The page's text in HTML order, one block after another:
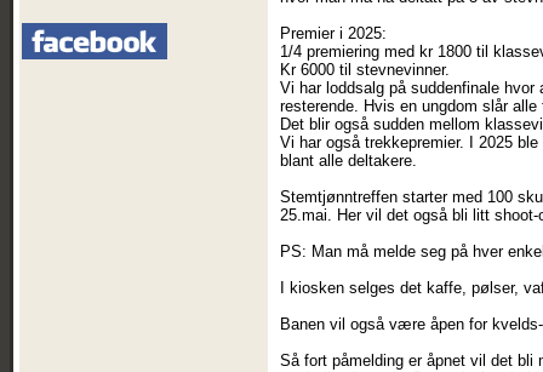
Premier i 2025:
1/4 premiering med kr 1800 til
Kr 6000 til stevnevinner.
Vi har loddsalg på suddenfinale
resterende. Hvis en ungdom slår
Det blir også sudden mellom
Vi har også trekkepremier. I 2025
blant alle deltakere.
Stemtjønntreffen starter med 100
25.mai. Her vil det også bli litt
PS: Man må melde seg på hver
I kiosken selges det kaffe, pølser,
Banen vil også være åpen for
Så fort påmelding er åpnet vil det bli